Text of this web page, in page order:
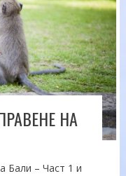
НА
Бали – Част 1 и